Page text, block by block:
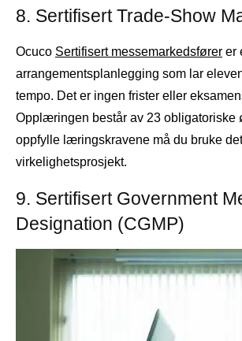
8. Sertifisert Trade-Show
Ocuco Sertifisert messemarkedsfører er
arrangementsplanlegging som lar
tempo. Det er ingen frister eller
Opplæringen består av 23 obligatoriske
oppfylle læringskravene må du bruke
virkelighetsprosjekt.
9. Sertifisert Government
Designation (CGMP)